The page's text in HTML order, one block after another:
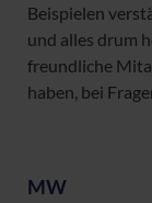
Beispielen
und alles drum
freundliche
haben, bei
MW